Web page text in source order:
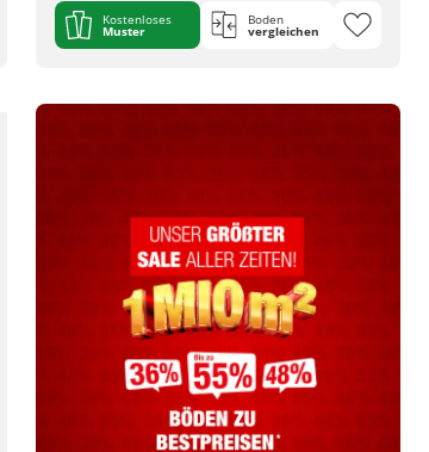
Kostenloses
Muster
Boden
vergleichen